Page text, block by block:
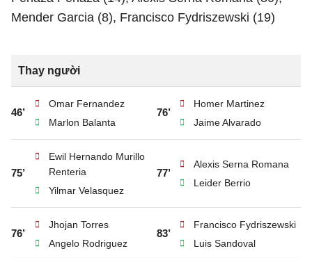
Mender Garcia (8), Francisco Fydriszewski (19)
Thay người
46’
Omar Fernandez
Marlon Balanta
76’
Homer Martinez
Jaime Alvarado
75’
Ewil Hernando Murillo
Renteria
Yilmar Velasquez
77’
Alexis Serna Romana
Leider Berrio
76’
Jhojan Torres
Angelo Rodriguez
83’
Francisco Fydriszewski
Luis Sandoval